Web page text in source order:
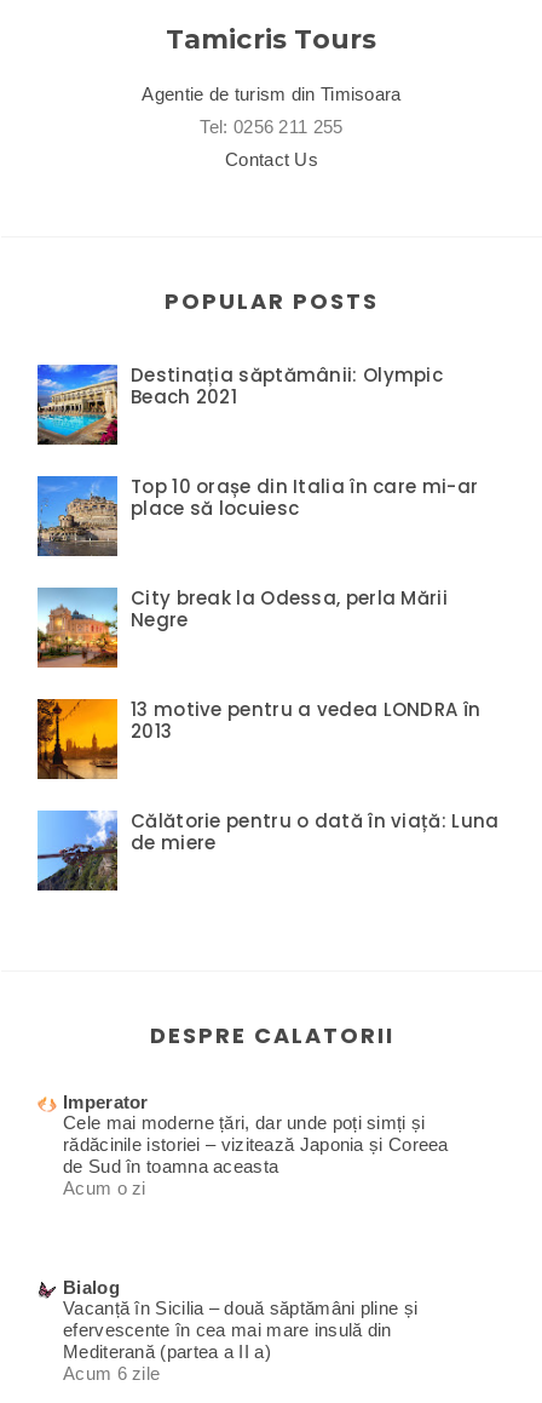
Tamicris Tours
Agentie de turism din Timisoara
Tel: 0256 211 255
Contact Us
POPULAR POSTS
Destinația săptămânii: Olympic
Beach 2021
Top 10 orașe din Italia în care mi-ar
place să locuiesc
City break la Odessa, perla Mării
Negre
13 motive pentru a vedea LONDRA în
2013
Călătorie pentru o dată în viață: Luna
de miere
DESPRE CALATORII
Imperator
Cele mai moderne țări, dar unde poți simți și
rădăcinile istoriei – vizitează Japonia și Coreea
de Sud în toamna aceasta
Acum o zi
Bialog
Vacanță în Sicilia – două săptămâni pline și
efervescente în cea mai mare insulă din
Mediterană (partea a II a)
Acum 6 zile